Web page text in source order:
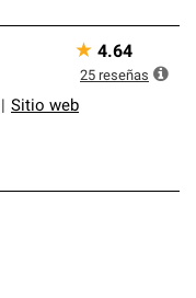
Sitio web
★ 4.64
25 reseñas